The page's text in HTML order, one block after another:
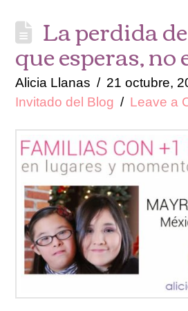
La perdida
que esperas, no
Alicia Llanas
21 octubre,
Invitado del Blog
Leave a